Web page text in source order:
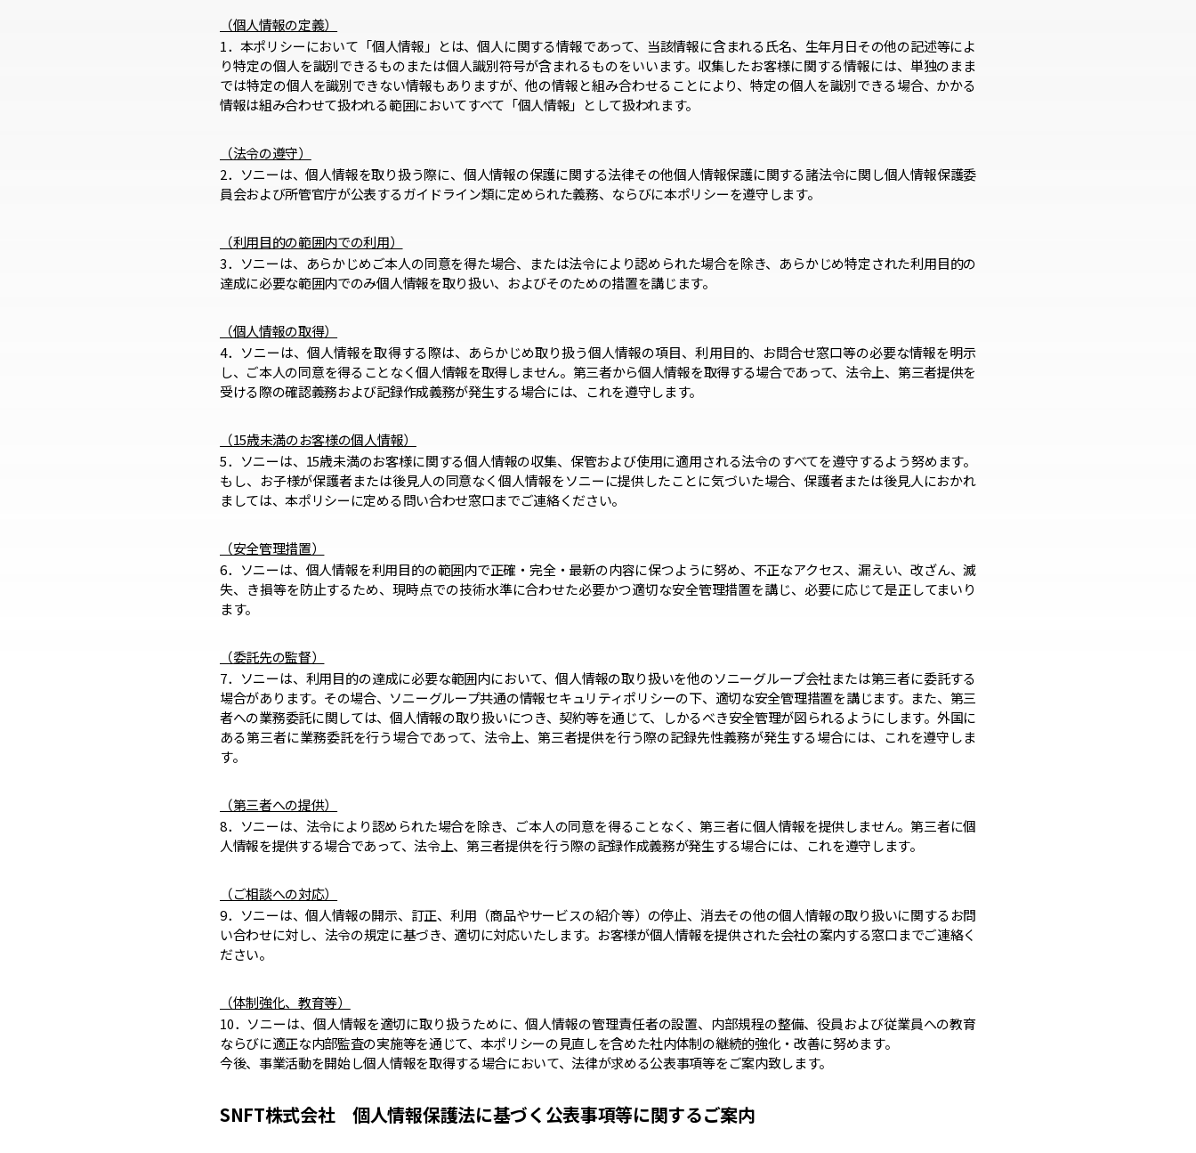
（個人情報の定義）
1．本ポリシーにおいて「個人情報」とは、個人に関する情報であって、当該情報に含まれる氏名、生年月日その他の記述等によ
り特定の個人を識別できるものまたは個人識別符号が含まれるものをいいます。収集したお客様に関する情報には、単独のまま
では特定の個人を識別できない情報もありますが、他の情報と組み合わせることにより、特定の個人を識別できる場合、かかる
情報は組み合わせて扱われる範囲においてすべて「個人情報」として扱われます。
（法令の遵守）
2．ソニーは、個人情報を取り扱う際に、個人情報の保護に関する法律その他個人情報保護に関する諸法令に関し個人情報保護委
員会および所管官庁が公表するガイドライン類に定められた義務、ならびに本ポリシーを遵守します。
（利用目的の範囲内での利用）
3．ソニーは、あらかじめご本人の同意を得た場合、または法令により認められた場合を除き、あらかじめ特定された利用目的の
達成に必要な範囲内でのみ個人情報を取り扱い、およびそのための措置を講じます。
（個人情報の取得）
4．ソニーは、個人情報を取得する際は、あらかじめ取り扱う個人情報の項目、利用目的、お問合せ窓口等の必要な情報を明示
し、ご本人の同意を得ることなく個人情報を取得しません。第三者から個人情報を取得する場合であって、法令上、第三者提供を
受ける際の確認義務および記録作成義務が発生する場合には、これを遵守します。
（15歳未満のお客様の個人情報）
5．ソニーは、15歳未満のお客様に関する個人情報の収集、保管および使用に適用される法令のすべてを遵守するよう努めます。
もし、お子様が保護者または後見人の同意なく個人情報をソニーに提供したことに気づいた場合、保護者または後見人におかれ
ましては、本ポリシーに定める問い合わせ窓口までご連絡ください。
（安全管理措置）
6．ソニーは、個人情報を利用目的の範囲内で正確・完全・最新の内容に保つように努め、不正なアクセス、漏えい、改ざん、滅
失、き損等を防止するため、現時点での技術水準に合わせた必要かつ適切な安全管理措置を講じ、必要に応じて是正してまいり
ます。
（委託先の監督）
7．ソニーは、利用目的の達成に必要な範囲内において、個人情報の取り扱いを他のソニーグループ会社または第三者に委託する
場合があります。その場合、ソニーグループ共通の情報セキュリティポリシーの下、適切な安全管理措置を講じます。また、第三
者への業務委託に関しては、個人情報の取り扱いにつき、契約等を通じて、しかるべき安全管理が図られるようにします。外国に
ある第三者に業務委託を行う場合であって、法令上、第三者提供を行う際の記録先性義務が発生する場合には、これを遵守しま
す。
（第三者への提供）
8．ソニーは、法令により認められた場合を除き、ご本人の同意を得ることなく、第三者に個人情報を提供しません。第三者に個
人情報を提供する場合であって、法令上、第三者提供を行う際の記録作成義務が発生する場合には、これを遵守します。
（ご相談への対応）
9．ソニーは、個人情報の開示、訂正、利用（商品やサービスの紹介等）の停止、消去その他の個人情報の取り扱いに関するお問
い合わせに対し、法令の規定に基づき、適切に対応いたします。お客様が個人情報を提供された会社の案内する窓口までご連絡く
ださい。
（体制強化、教育等）
10．ソニーは、個人情報を適切に取り扱うために、個人情報の管理責任者の設置、内部規程の整備、役員および従業員への教育
ならびに適正な内部監査の実施等を通じて、本ポリシーの見直しを含めた社内体制の継続的強化・改善に努めます。
今後、事業活動を開始し個人情報を取得する場合において、法律が求める公表事項等をご案内致します。
SNFT株式会社 個人情報保護法に基づく公表事項等に関するご案内